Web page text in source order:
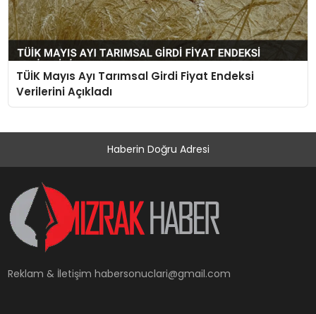
TÜİK Mayıs Ayı Tarımsal Girdi Fiyat Endeksi
Verilerini Açıkladı
Haberin Doğru Adresi
Reklam & İletişimhabersonuclari@gmail.com